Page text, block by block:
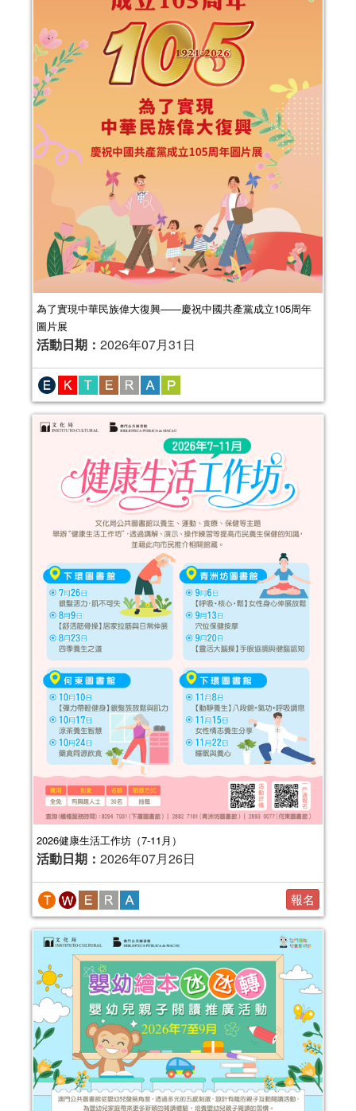
為了實現中華民族偉大復興——慶祝中國共產黨成立105周年
圖片展
活動日期： 2026年07月31日
2026健康生活工作坊（7-11月）
活動日期： 2026年07月26日
報名